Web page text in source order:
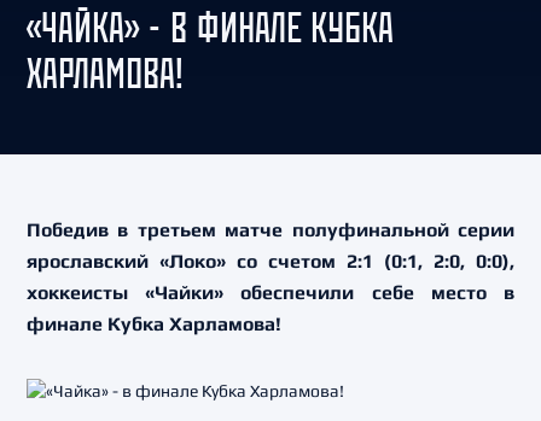
«ЧАЙКА» - В ФИНАЛЕ КУБКА
ХАРЛАМОВА!
Победив в третьем матче полуфинальной серии
ярославский «Локо» со счетом 2:1 (0:1, 2:0, 0:0),
хоккеисты «Чайки» обеспечили себе место в
финале Кубка Харламова!